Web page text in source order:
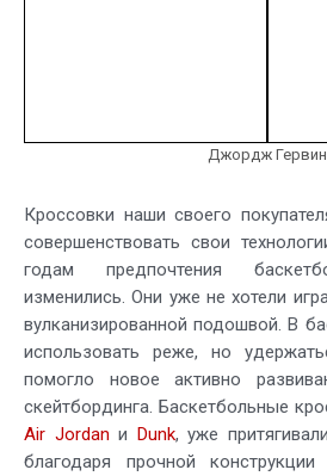
Джордж Гервин
Кроссовки наши своего
совершенствовать свои
годам предпочтения
изменились. Они уже не хотели
вулканизированной подошвой. В
использовать реже, но
помогло новое активно
скейтбординга. Баскетбольные
Air Jordan и Dunk, уже
благодаря прочной